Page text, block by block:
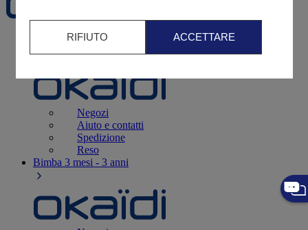
3 - 12 mesi
Negozi
Aiuto e contatti
Spedizione
Reso
Bimba 3 mesi - 3 anni
RIFIUTO ACCETTARE